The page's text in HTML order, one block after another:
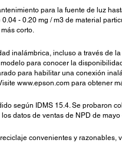
para la fuente de luz
- 0.20 mg / m3 de material
corto.
inalámbrica, incluso a través de
para conocer la
para habilitar una conexión
www.epson.com para obtener
según IDMS 15.4. Se probaron
datos de ventas de NPD de
convenientes y razonables,